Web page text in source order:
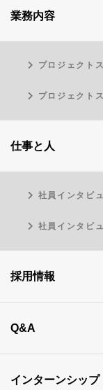
業務内容
プロジェクト
プロジェクト
仕事と人
社員インタビ
社員インタビ
採用情報
Q&A
インターンシップ